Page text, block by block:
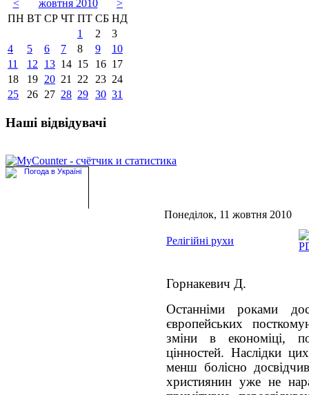
< жовтня 2010
>
ПН ВТ СР ЧТ ПТ СБ НД
1
2
3
4
5 6 7 8 9
10
11
12 13 14 15 16 17
18
19 20 21 22 23 24
25
26 27 28 29 30 31
Наші відвідувачі
Понеділок, 11 жовтня 2010
Релігійні рухи
Горнакевич Д.
Останніми роками
європейських
зміни в економіці,
цінностей. Наслідки
менш болісно
християнин уже не